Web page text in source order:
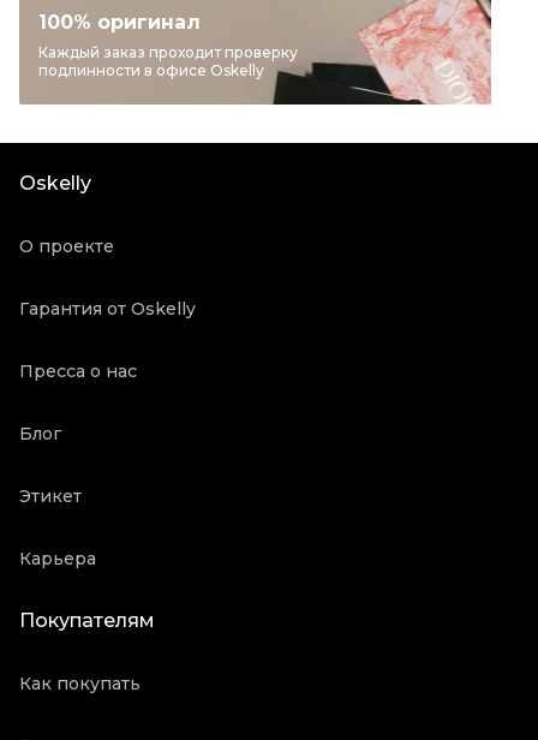
Категория
Бренд
CHRISTIAN DIOR
Модель
Signature
Состояние товара
100% оригинал
Каждый заказ проходит проверку
подлинности в офисе Oskelly
Oskelly
О проекте
Гарантия от Oskelly
Пресса о нас
Блог
Этикет
Карьера
Покупателям
Как покупать